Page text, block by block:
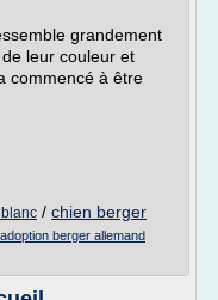
grandement
leur couleur et
commencé à être
/ chien berger
adoption berger allemand